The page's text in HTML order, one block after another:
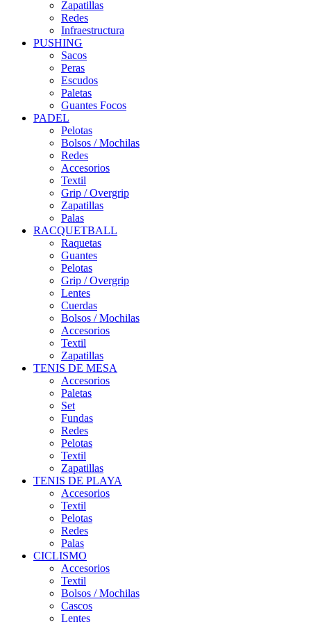
Zapatillas
Redes
Infraestructura
PUSHING
Sacos
Peras
Escudos
Paletas
Guantes Focos
PADEL
Pelotas
Bolsos / Mochilas
Redes
Accesorios
Textil
Grip / Overgrip
Zapatillas
Palas
RACQUETBALL
Raquetas
Guantes
Pelotas
Grip / Overgrip
Lentes
Cuerdas
Bolsos / Mochilas
Accesorios
Textil
Zapatillas
TENIS DE MESA
Accesorios
Paletas
Set
Fundas
Redes
Pelotas
Textil
Zapatillas
TENIS DE PLAYA
Accesorios
Textil
Pelotas
Redes
Palas
CICLISMO
Accesorios
Textil
Bolsos / Mochilas
Cascos
Lentes